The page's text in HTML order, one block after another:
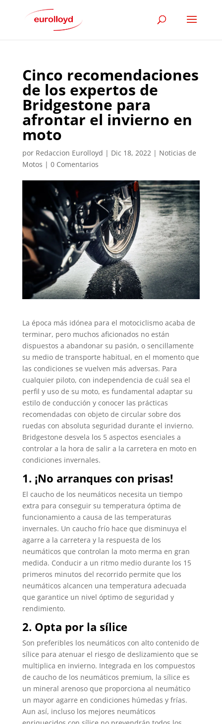
Cinco recomendaciones
de los expertos de
Bridgestone para
afrontar el invierno en
moto
por Redaccion Eurolloyd | Dic 18, 2022| Noticias de
Motos | 0 Comentarios
La época más idónea para el motociclismo acaba de
terminar, pero muchos aficionados no están
dispuestos a abandonar su pasión, o sencillamente
su medio de transporte habitual, en el momento que
las condiciones se vuelven más adversas. Para
cualquier piloto, con independencia de cuál sea el
perfil y uso de su moto, es fundamental adaptar su
estilo de conducción y conocer las prácticas
recomendadas con objeto de circular sobre dos
ruedas con absoluta seguridad durante el invierno.
Bridgestone desvela los 5 aspectos esenciales a
controlar a la hora de salir a la carretera en moto en
condiciones invernales.
1. ¡No arranques con prisas!
El caucho de los neumáticos necesita un tiempo
extra para conseguir su temperatura óptima de
funcionamiento a causa de las temperaturas
invernales. Un caucho frío hace que disminuya el
agarre a la carretera y la respuesta de los
neumáticos que controlan la moto merma en gran
medida. Conducir a un ritmo medio durante los 15
primeros minutos del recorrido permite que los
neumáticos alcancen una temperatura adecuada
que garantice un nivel óptimo de seguridad y
rendimiento.
2. Opta por la sílice
Son preferibles los neumáticos con alto contenido de
sílice para atenuar el riesgo de deslizamiento que se
multiplica en invierno. Integrada en los compuestos
de caucho de los neumáticos premium, la sílice es
un mineral arenoso que proporciona al neumático
un mayor agarre en condiciones húmedas y frías.
Aun así, incluso los mejores neumáticos